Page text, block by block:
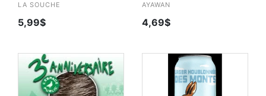
LA SOUCHE
5,99$
AYAWAN
4,69$